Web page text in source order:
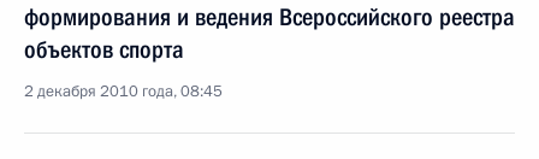
формирования и ведения Всероссийского реестра
объектов спорта
2 декабря 2010 года, 08:45